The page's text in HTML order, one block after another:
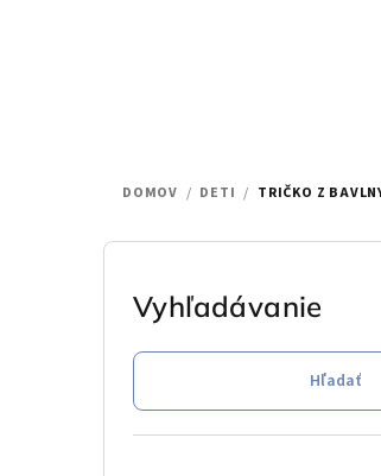
DOMOV / DETI / TRIČKO Z
B
Vyhľadávanie
Hľadať